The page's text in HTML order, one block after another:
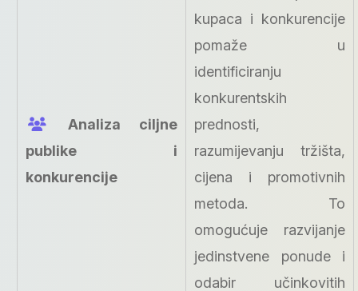
Analiza ciljne
publike i
konkurencije
kupaca i konkurencije
pomaže u
identificiranju
konkurentskih
prednosti,
razumijevanju tržišta,
cijena i promotivnih
metoda. To
omogućuje razvijanje
jedinstvene ponude i
odabir učinkovitih